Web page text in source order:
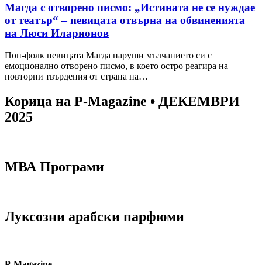
Магда с отворено писмо: „Истината не се нуждае
от театър“ – певицата отвърна на обвиненията
на Люси Иларионов
Поп-фолк певицата Магда наруши мълчанието си с
емоционално отворено писмо, в което остро реагира на
повторни твърдения от страна на…
Корица на P-Magazine • ДЕКЕМВРИ
2025
МВА Програми
Луксозни арабски парфюми